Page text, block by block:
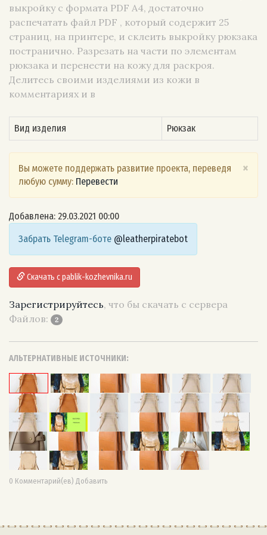
выкройку с формата PDF A4, достаточно
распечатать файл PDF , который содержит 25
страниц, на принтере, и склеить выкройку рюкзака
постранично. Разрезать на части по элементам
рюкзака и перенести на кожу для раскроя.
Делитесь своими изделиями из кожи в
комментариях и в
Вид изделия Рюкзак
×
Вы можете поддержать развитие проекта, переведя
любую сумму: Перевести
Добавлена: 29.03.2021 00:00
Забрать Telegram-боте @leatherpiratebot
Скачать с pablik-kozhevnika.ru
Зарегистрируйтесь, что бы скачать с сервера
Файлов:
2
АЛЬТЕРНАТИВНЫЕ ИСТОЧНИКИ:
0 Комментарий(ев) Добавить